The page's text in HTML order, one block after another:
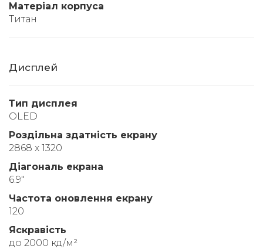
Матеріал корпуса
Титан
Дисплей
Тип дисплея
OLED
Роздільна здатність екрану
2868 x 1320
Діагональ екрана
6.9"
Частота оновлення екрану
120
Яскравість
до 2000 кд/м²